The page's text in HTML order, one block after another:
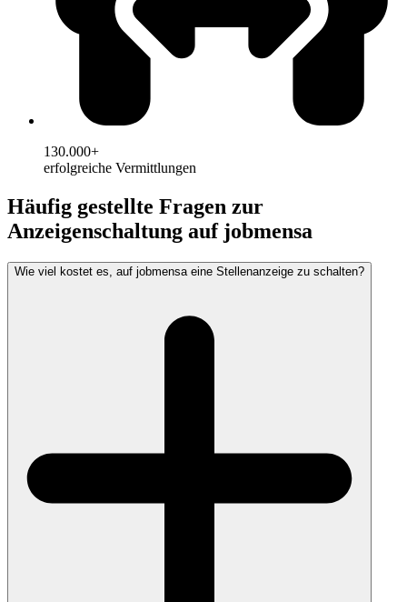
130.000+
erfolgreiche Vermittlungen
Häufig gestellte Fragen zur
Anzeigenschaltung auf jobmensa
Wie viel kostet es, auf jobmensa eine Stellenanzeige zu schalten?